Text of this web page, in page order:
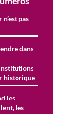
n’est pas
dans
historique
les
les